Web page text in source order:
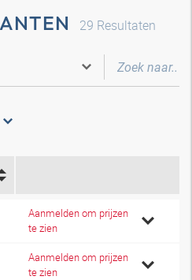
29 Resultaten
Aanmelden om prijzen
te zien
Aanmelden om prijzen
te zien